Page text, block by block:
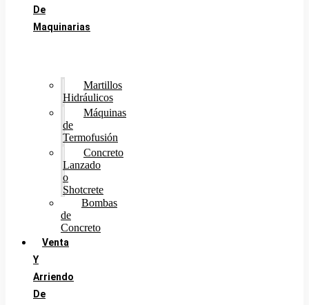
De
Maquinarias
Martillos
Hidráulicos
Máquinas
de
Termofusión
Concreto
Lanzado
o
Shotcrete
Bombas
de
Concreto
Venta
Y
Arriendo
De